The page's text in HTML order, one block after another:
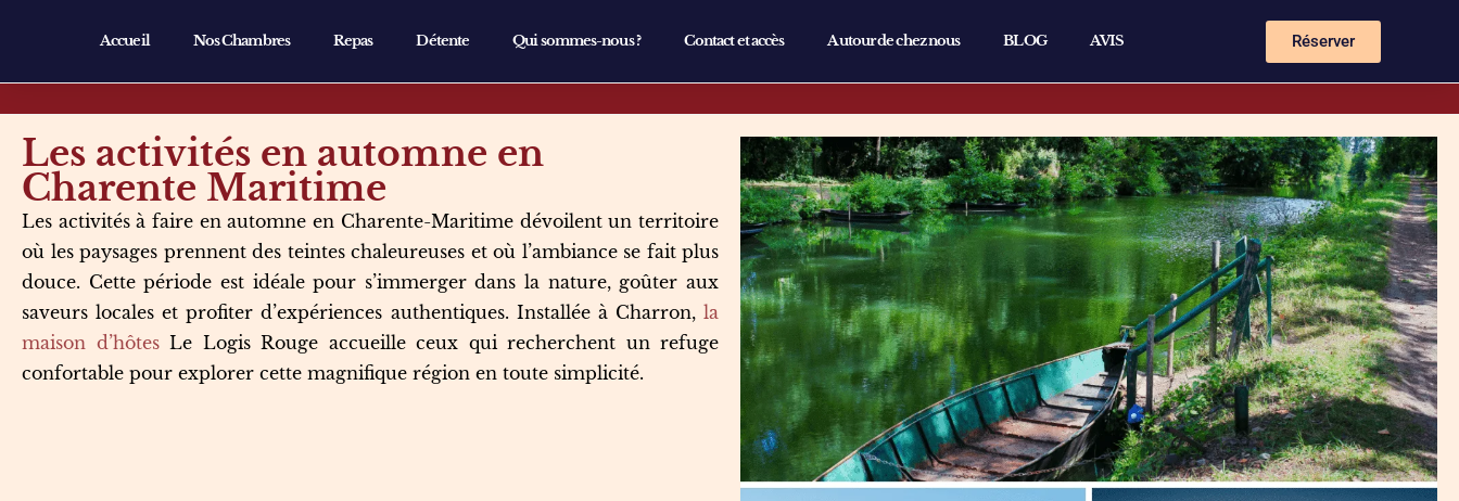
Accueil Nos Chambres Repas Détente Qui sommes-nous ? Contact et accès Autour de chez nous BLOG AVIS Réserver
Les activités en automne en
Charente Maritime
Les activités à faire en automne en Charente-Maritime dévoilent un territoire
où les paysages prennent des teintes chaleureuses et où l’ambiance se fait plus
douce. Cette période est idéale pour s’immerger dans la nature, goûter aux
saveurs locales et profiter d’expériences authentiques. Installée à Charron,la
maison d’hôtesLe Logis Rouge accueille ceux qui recherchent un refuge
confortable pour explorer cette magnifique région en toute simplicité.